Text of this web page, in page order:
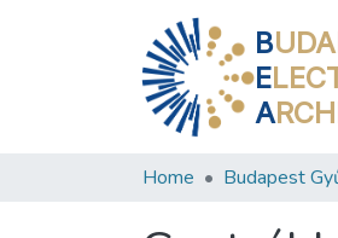
B
E
A
Home Budapest